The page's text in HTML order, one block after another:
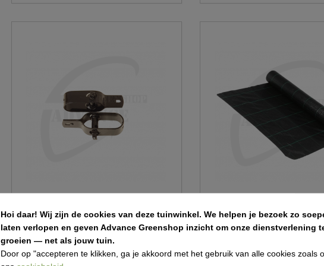
Draadspanners
€ 3,69
Anti-worteldoek op volle rol
€ 112,12
Hoi daar! Wij zijn de cookies van deze tuinwinkel. We helpen je bezoek zo
laten verlopen en geven Advance Greenshop inzicht om onze dienstverlening
groeien — net als jouw tuin.
Door op "accepteren te klikken, ga je akkoord met het gebruik van alle cookies zoals